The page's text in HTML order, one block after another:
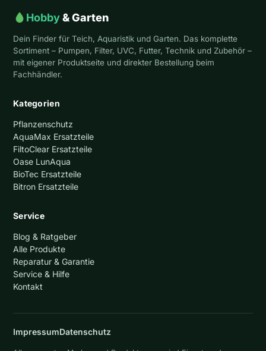
Hobby& Garten
Dein Finder für Teich, Aquaristik und Garten. Das komplette
Sortiment – Pumpen, Filter, UVC, Futter, Technik und Zubehör –
mit eigener Produktseite und direkter Bestellung beim
Fachhändler.
Kategorien
Pflanzenschutz
AquaMax Ersatzteile
FiltoClear Ersatzteile
Oase LunAqua
BioTec Ersatzteile
Bitron Ersatzteile
Service
Blog & Ratgeber
Alle Produkte
Reparatur & Garantie
Service & Hilfe
Kontakt
ImpressumDatenschutz